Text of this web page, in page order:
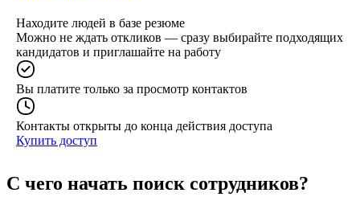
Находите людей в базе резюме
Можно не ждать откликов — сразу выбирайте подходящих
кандидатов и приглашайте на работу
Вы платите только за просмотр контактов
Контакты открыты до конца действия доступа
Купить доступ
С чего начать поиск сотрудников?